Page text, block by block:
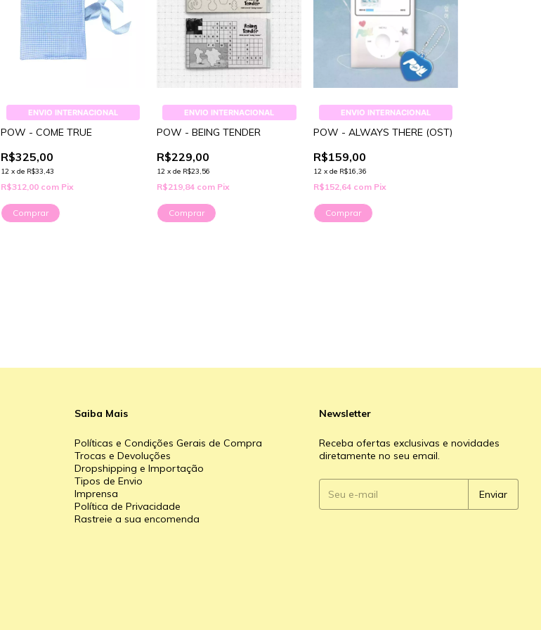
ENVIO INTERNACIONAL
POW - COME TRUE
R$325,00
12 x de R$33,43
R$312,00 com Pix
Comprar
ENVIO INTERNACIONAL
POW - BEING TENDER
R$229,00
12 xde R$23,56
R$219,84 com Pix
Comprar
ENVIO INTERNACIONAL
POW - ALWAYS THERE (OST)
R$159,00
12 x de R$16,36
R$152,64 com Pix
Comprar
Saiba Mais
Políticas e Condições Gerais de Compra
Trocas e Devoluções
Dropshipping e Importação
Tipos de Envio
Imprensa
Política de Privacidade
Rastreie a sua encomenda
Newsletter
Receba ofertas exclusivas e novidades
diretamente no seu email.